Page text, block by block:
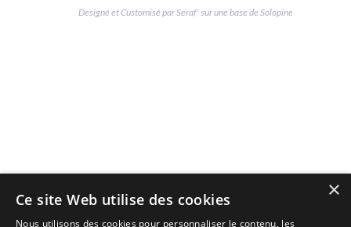
Designé et Customisé par Seraf' sur une base de Solopine
×
Ce site Web utilise des cookies
Nous utilisons des cookies pour personnaliser le contenu, les